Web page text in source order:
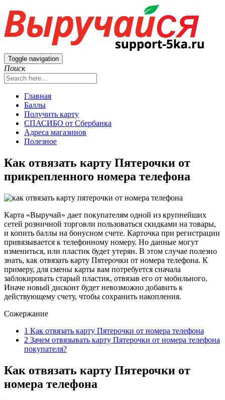
Toggle navigation
Поиск
Главная
Баллы
Получить карту
СПАСИБО от Сбербанка
Адреса магазинов
Полезное
Как отвязать карту Пятерочки от
прикрепленного номера телефона
Карта «Выручай» дает покупателям одной из крупнейших
сетей розничной торговли пользоваться скидками на товары,
и копить баллы на бонусном счете. Карточка при регистрации
привязывается к телефонному номеру. Но данные могут
измениться, или пластик будет утерян. В этом случае полезно
знать, как отвязать карту Пятерочки от номера телефона. К
примеру, для смены карты вам потребуется сначала
заблокировать старый пластик, отвязав его от мобильного.
Иначе новый дисконт будет невозможно добавить к
действующему счету, чтобы сохранить накопления.
Сожержание
1 Как отвязать карту Пятерочки от номера телефона
2 Зачем отвязывать карту Пятерочки от номера телефона
покупателя?
Как отвязать карту Пятерочки от
номера телефона